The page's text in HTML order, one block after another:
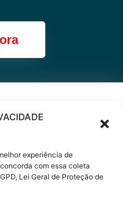
experiência de
com essa coleta
Lei Geral de Proteção de
ou